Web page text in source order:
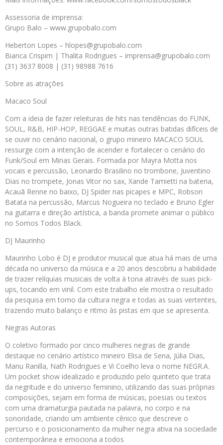
Assessoria de imprensa:
Grupo Balo – www.grupobalo.com
Heberton Lopes – hlopes@grupobalo.com
Bianca Crispim | Thalita Rodrigues – imprensa@grupobalo.com
(31) 3637 8008 | (31) 98988 7616
Sobre as atrações
Macaco Soul
Com a ideia de fazer releituras de hits nas tendências do FUNK,
SOUL, R&B, HIP-HOP, REGGAE e muitas outras batidas difíceis de
se ouvir no cenário nacional, o grupo mineiro MACACO SOUL
ressurge com a intenção de acender e fortalecer o cenário do
Funk/Soul em Minas Gerais. Formada por Mayra Motta nos
vocais e percussão, Leonardo Brasilino no trombone, Juventino
Dias no trompete, Jonas Vitor no sax, Xande Tamietti na bateria,
Acauã Renne no baixo, DJ Spider nas picapes e MPC, Robson
Batata na percussão, Marcus Nogueira no teclado e Bruno Egler
na guitarra e direção artística, a banda promete animar o público
no Somos Todos Black.
DJ Maurinho
Maurinho Lobo é DJ e produtor musical que atua há mais de uma
década no universo da música e a 20 anos descobriu a habilidade
de trazer relíquias musicais de volta à tona através de suas pick-
ups, tocando em vinil. Com este trabalho ele mostra o resultado
da pesquisa em torno da cultura negra e todas as suas vertentes,
trazendo muito balanço e ritmo às pistas em que se apresenta.
Negras Autoras
O coletivo formado por cinco mulheres negras de grande
destaque no cenário artístico mineiro Elisa de Sena, Júlia Dias,
Manu Ranilla, Nath Rodrigues e Vi Coelho leva o nome NEGR.A.
Um pocket show idealizado e produzido pelo quinteto que trata
da negritude e do universo feminino, utilizando das suas próprias
composições, sejam em forma de músicas, poesias ou textos
com uma dramaturgia pautada na palavra, no corpo e na
sonoridade, criando um ambiente cênico que descreve o
percurso e o posicionamento da mulher negra ativa na sociedade
contemporânea e emociona a todos